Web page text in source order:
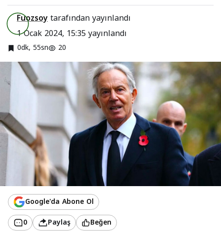
Fuozsoytarafından yayınlandı
1 Ocak 2024, 15:35yayınlandı
0dk, 55sn 20
Google'da Abone Ol
0
Paylaş Beğen